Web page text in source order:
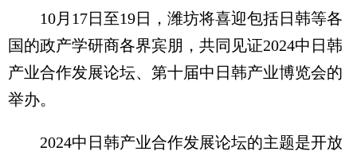
10月17日至19日，潍坊将喜迎包括日韩等各
国的政产学研商各界宾朋，共同见证2024中日韩
产业合作发展论坛、第十届中日韩产业博览会的
举办。
2024中日韩产业合作发展论坛的主题是开放